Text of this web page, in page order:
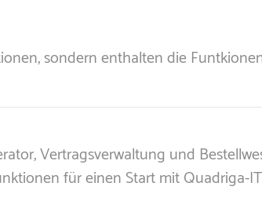
sondern enthalten die
Vertragsverwaltung und
für einen Start mit Quadriga-